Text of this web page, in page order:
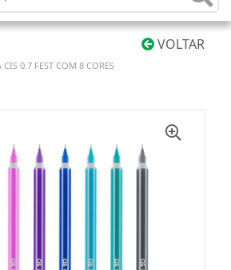
VOLTAR
CIS 0.7 FEST COM 8 CORES